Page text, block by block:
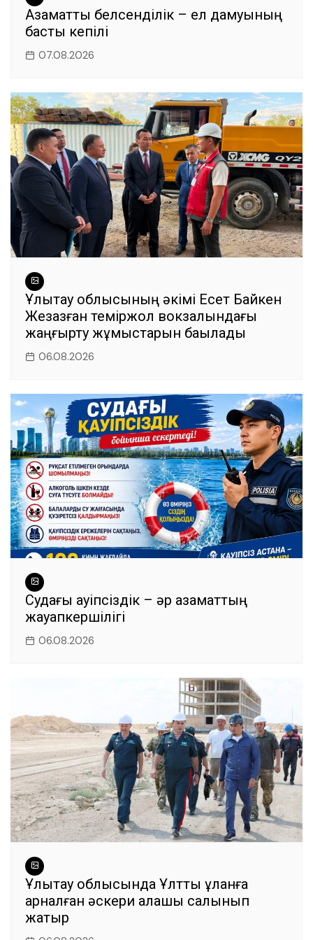
Азаматтық белсенділік – ел дамуының
басты кепілі
07.08.2026
Ұлытау облысының әкімі Есет Байкен
Жезқазған теміржол вокзалындағы
жаңғырту жұмыстарын бақылады
06.08.2026
Судағы қауіпсіздік – әр азаматтың
жауапкершілігі
06.08.2026
Ұлытау облысында Ұлттық ұланға
арналған әскери қалашық салынып
жатыр